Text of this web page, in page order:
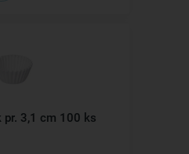
pr. 3,1 cm 100 ks